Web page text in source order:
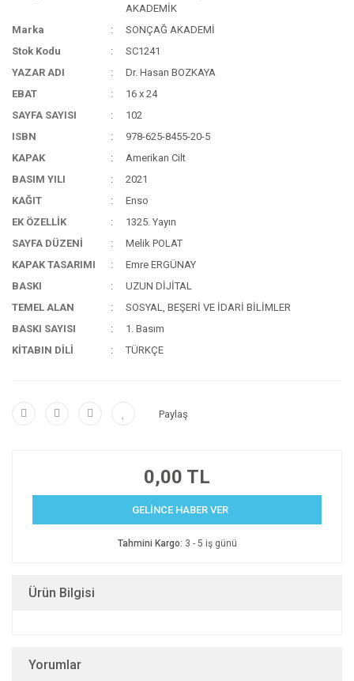
AKADEMİK
Marka
SONÇAĞ AKADEMİ
Stok Kodu
SC1241
YAZAR ADI
Dr. Hasan BOZKAYA
EBAT
16 x 24
SAYFA SAYISI
102
ISBN
978-625-8455-20-5
KAPAK
Amerikan Cilt
BASIM YILI
2021
KAĞIT
Enso
EK ÖZELLİK
1325. Yayın
SAYFA DÜZENİ
Melik POLAT
KAPAK TASARIMI
Emre ERGÜNAY
BASKI
UZUN DİJİTAL
TEMEL ALAN
SOSYAL, BEŞERİ VE İDARİ BİLİMLER
BASKI SAYISI
1. Basım
KİTABIN DİLİ
TÜRKÇE
Paylaş
0,00 TL
GELİNCE HABER VER
Tahmini Kargo: 3 - 5 iş günü
Ürün Bilgisi
Yorumlar